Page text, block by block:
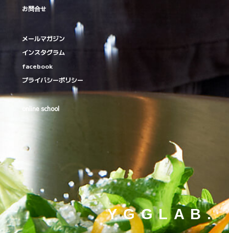
お問合せ
メールマガジン
インスタグラム
facebook
プライバシーポリシー
online school
YGGLAB.